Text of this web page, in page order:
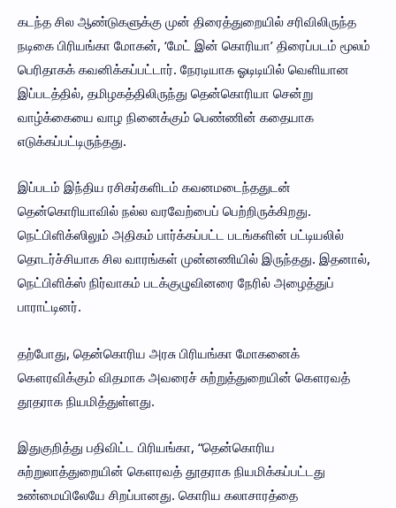
கடந்த சில ஆண்டுகளுக்கு முன் திரைத்துறையில் சரிவிலிருந்த
நடிகை பிரியங்கா மோகன், ‘மேட் இன் கொரியா’ திரைப்படம் மூலம்
பெரிதாகக் கவனிக்கப்பட்டார். நேரடியாக ஓடிடியில் வெளியான
இப்படத்தில், தமிழகத்திலிருந்து தென்கொரியா சென்று
வாழ்க்கையை வாழ நினைக்கும் பெண்ணின் கதையாக
எடுக்கப்பட்டிருந்தது.
இப்படம் இந்திய ரசிகர்களிடம் கவனமடைந்ததுடன்
தென்கொரியாவில் நல்ல வரவேற்பைப் பெற்றிருக்கிறது.
நெட்பிளிக்ஸிலும் அதிகம் பார்க்கப்பட்ட படங்களின் பட்டியலில்
தொடர்ச்சியாக சில வாரங்கள் முன்னணியில் இருந்தது. இதனால்,
நெட்பிளிக்ஸ் நிர்வாகம் படக்குழுவினரை நேரில் அழைத்துப்
பாராட்டினர்.
தற்போது, தென்கொரிய அரசு பிரியங்கா மோகனைக்
கௌரவிக்கும் விதமாக அவரைச் சுற்றுத்துறையின் கௌரவத்
தூதராக நியமித்துள்ளது.
இதுகுறித்து பதிவிட்ட பிரியங்கா, “தென்கொரிய
சுற்றுலாத்துறையின் கௌரவத் தூதராக நியமிக்கப்பட்டது
உண்மையிலேயே சிறப்பானது. கொரிய கலாசாரத்தை